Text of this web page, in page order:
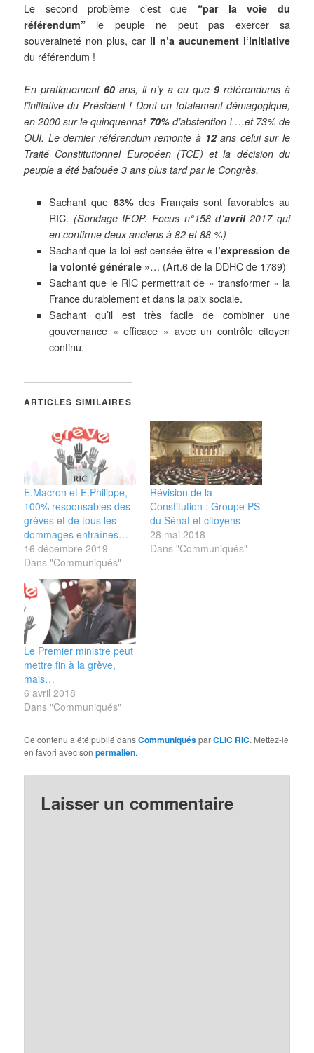
Le second problème c’est que
“par la voie du
référendum”
le peuple ne peut pas exercer sa
souveraineté non plus, car il n’a aucunement l‘initiative
du référendum !
En pratiquement60ans, il n’y a eu que 9référendums à
l’initiative du Président ! Dont un totalement démagogique,
en 2000 sur le quinquennat 70%d’abstention ! …et 73% de
OUI. Le dernier référendum remonte à 12ans celui sur le
Traité Constitutionnel Européen (TCE) et la décision du
peuple a été bafouée 3 ans plus tard par le Congrès.
Sachant que 83%des Français sont favorables au
RIC. (Sondage IFOP. Focus n°158 d‘avril2017 qui
en confirme deux anciens à 82 et 88 %)
Sachant que la loi est censée être « l’expression de
la volonté générale »… (Art.6 de la DDHC de 1789)
Sachant que le RIC permettrait de « transformer » la
France durablement et dans la paix sociale.
Sachant qu’il est très facile de combiner une
gouvernance « efficace » avec un contrôle citoyen
continu.
ARTICLES SIMILAIRES
E.Macron et E.Philippe,
100% responsables des
grèves et de tous les
dommages entraînés…
16 décembre 2019
Dans "Communiqués"
Révision de la
Constitution : Groupe PS
du Sénat et citoyens
28 mai 2018
Dans "Communiqués"
Le Premier ministre peut
mettre fin à la grève,
mais…
6 avril 2018
Dans "Communiqués"
Ce contenu a été publié dansCommuniquésparCLIC RIC. Mettez-le
en favori avec sonpermalien.
Laisser un commentaire